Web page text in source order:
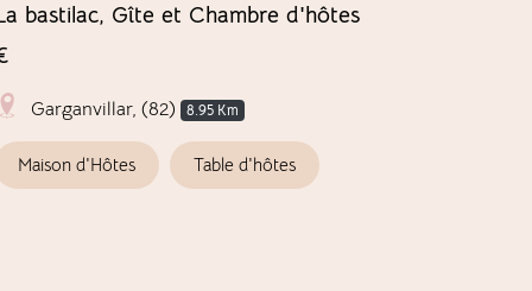
bastilac, Gîte et Chambre d'hôtes
Garganvillar, (82) 8.95 Km
Maison d'Hôtes Table d'hôtes